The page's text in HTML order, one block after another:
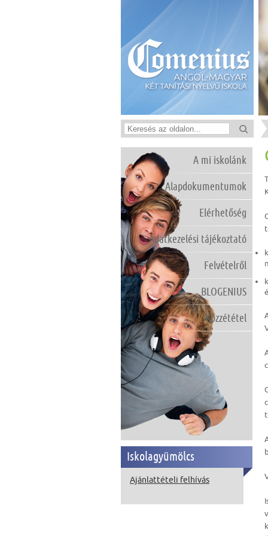
A mi iskolánk
»
Alapdokumentumok
Elérhetőség
Adatkezelési tájékoztató
Felvételről
»
BLOGENIUS
Közzététel
»
Iskolagyümölcs
Ajánlattételi felhívás